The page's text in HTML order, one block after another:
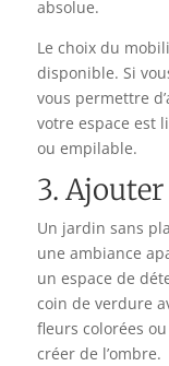
absolue.
Le choix du
disponible. Si
vous permettre
votre espace est
ou empilable.
3.
Un jardin sans
une ambiance
un espace de
coin de verdure
fleurs colorées
créer de l’ombre.